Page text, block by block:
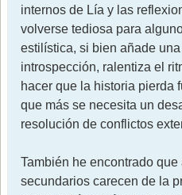
internos de Lía y las
volverse tediosa para
estilística, si bien añade
introspección, ralentiza el
hacer que la historia pierda
que más se necesita un
resolución de conflictos
También he encontrado
secundarios carecen de la